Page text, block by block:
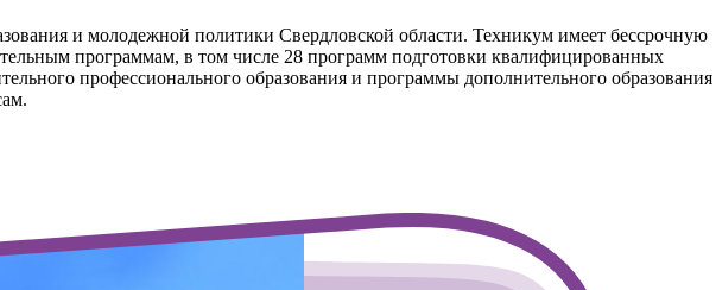
и молодежной политики Свердловской области. Техникум имеет бессрочную
программам, в том числе 28 программ подготовки квалифицированных
профессионального образования и программы дополнительного образования